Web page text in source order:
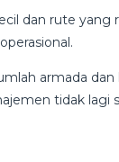
dan rute
armada
tidak lagi